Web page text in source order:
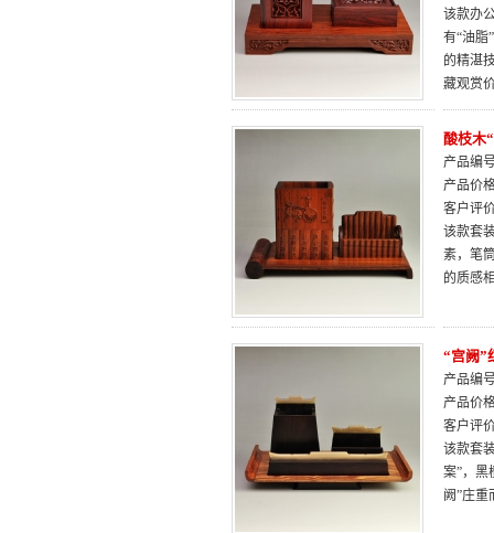
该款办
有“油脂
的精湛
藏观赏
酸枝木
产品编
产品价
客户评
该款套
素，笔
的质感
“宫阙”
产品编
产品价
客户评
该款套
案”，黑
阙”庄